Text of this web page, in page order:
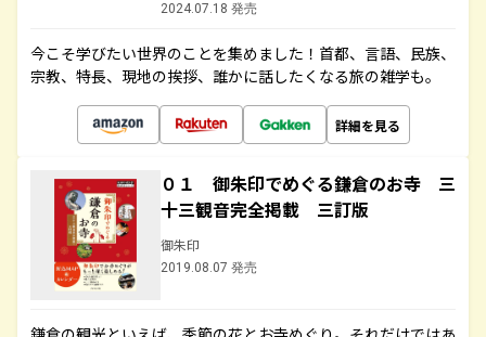
2024.07.18 発売
今こそ学びたい世界のことを集めました！首都、言語、民族、
宗教、特長、現地の挨拶、誰かに話したくなる旅の雑学も。
詳細を見る
０１ 御朱印でめぐる鎌倉のお寺 三
十三観音完全掲載 三訂版
御朱印
2019.08.07 発売